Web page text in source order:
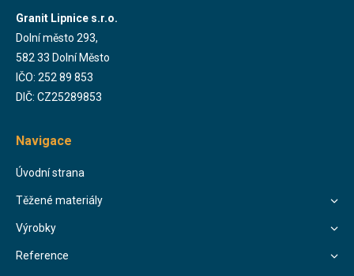
Granit Lipnice s.r.o.
Dolní město 293,
582 33 Dolní Město
IČO: 252 89 853
DIČ: CZ25289853
Navigace
Úvodní strana
Těžené materiály
Výrobky
Reference